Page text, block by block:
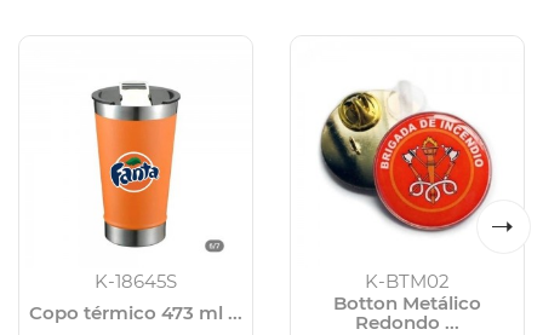
K-18645S
Copo térmico 473 ml ...
K-BTM02
Botton Metálico
Redondo ...